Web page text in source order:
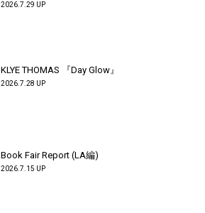
2026.7.29 UP
KLYE THOMAS 『Day Glow』
2026.7.28 UP
Book Fair Report (LA編)
2026.7.15 UP